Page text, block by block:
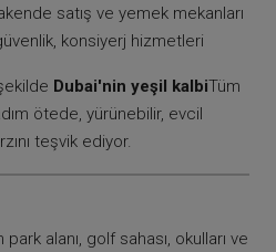
satış ve yemek mekanları
konsiyerj hizmetleri
Dubai'nin yeşil kalbiTüm
ötede, yürünebilir, evcil
teşvik ediyor.
alanı, golf sahası, okulları ve